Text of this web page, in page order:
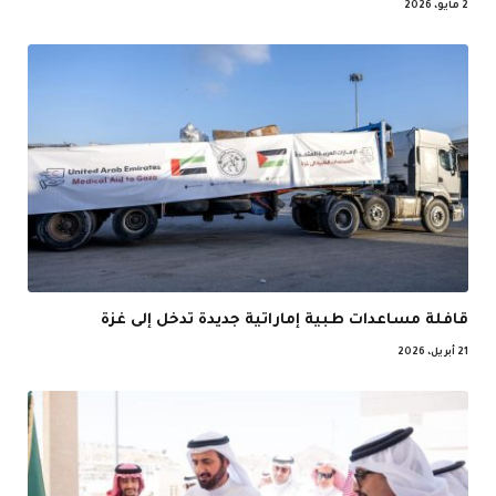
2 مايو، 2026
قافلة مساعدات طبية إماراتية جديدة تدخل إلى غزة
21 أبريل، 2026